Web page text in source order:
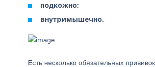
подкожно;
внутримышечно.
Есть несколько обязательных